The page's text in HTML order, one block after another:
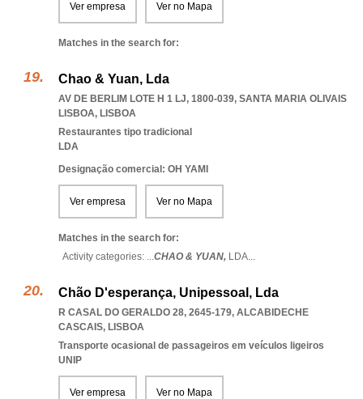
Ver empresa Ver no Mapa
Matches in the search for:
Chao & Yuan, Lda
AV DE BERLIM LOTE H 1 LJ, 1800-039, SANTA MARIA OLIVAIS
LISBOA, LISBOA
Restaurantes tipo tradicional
LDA
Designação comercial: OH YAMI
Ver empresa Ver no Mapa
Matches in the search for:
Activity categories: ...CHAO & YUAN, LDA...
Chão D'esperança, Unipessoal, Lda
R CASAL DO GERALDO 28, 2645-179, ALCABIDECHE
CASCAIS, LISBOA
Transporte ocasional de passageiros em veículos ligeiros
UNIP
Ver empresa Ver no Mapa